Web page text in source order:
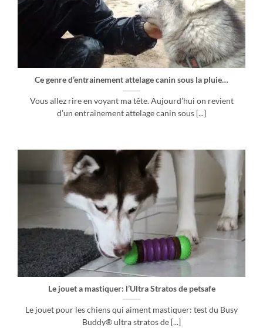
Ce genre d’entrainement attelage canin sous la pluie…
Vous allez rire en voyant ma tête. Aujourd’hui on revient
d’un entrainement attelage canin sous [...]
Le jouet a mastiquer: l’Ultra Stratos de petsafe
Le jouet pour les chiens qui aiment mastiquer: test du Busy
Buddy® ultra stratos de [...]